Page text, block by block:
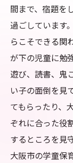
間まで、宿題を
過ごしています
らこそできる関
が下の児童に勉
遊び、読書、鬼
い子の面倒を見
てもらったり、
ぞれに合った役
するところを見
大阪市の学童保